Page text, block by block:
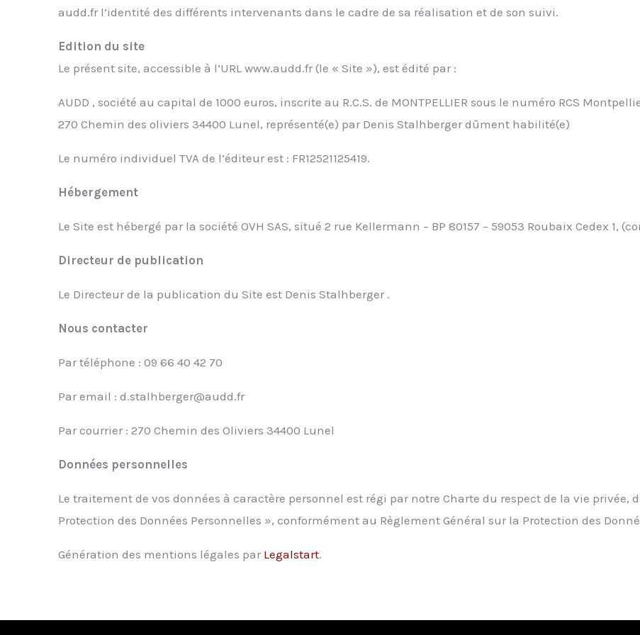
audd.fr l’identité des différents intervenants dans le cadre de sa réalisation et de son suivi.
Edition du site
Le présent site, accessible à l’URL www.audd.fr (le « Site »), est édité par :
AUDD , société au capital de 1000 euros, inscrite au R.C.S. de MONTPELLIER sous le numéro RCS
270 Chemin des oliviers 34400 Lunel, représenté(e) par Denis Stalhberger dûment habilité(e)
Le numéro individuel TVA de l’éditeur est : FR12521125419.
Hébergement
Le Site est hébergé par la société OVH SAS, situé 2 rue Kellermann – BP 80157 – 59053 Roubaix Cedex 1,
Directeur de publication
Le Directeur de la publication du Site est Denis Stalhberger .
Nous contacter
Par téléphone : 09 66 40 42 70
Par email : d.stalhberger@audd.fr
Par courrier : 270 Chemin des Oliviers 34400 Lunel
Données personnelles
Le traitement de vos données à caractère personnel est régi par notre Charte du respect de la vie privée,
Protection des Données Personnelles », conformément au Règlement Général sur la Protection des
Génération des mentions légales par Legalstart.